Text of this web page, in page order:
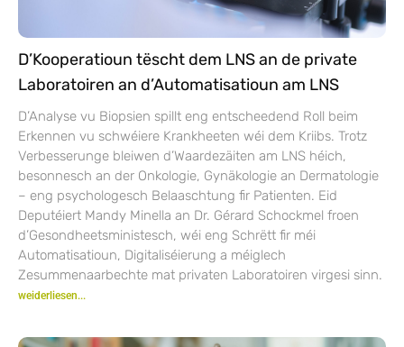
D’Kooperatioun tëscht dem LNS an de private
Laboratoiren an d’Automatisatioun am LNS
D’Analyse vu Biopsien spillt eng entscheedend Roll beim
Erkennen vu schwéiere Krankheeten wéi dem Kriibs. Trotz
Verbesserunge bleiwen d’Waardezäiten am LNS héich,
besonnesch an der Onkologie, Gynäkologie an Dermatologie
– eng psychologesch Belaaschtung fir Patienten. Eid
Deputéiert Mandy Minella an Dr. Gérard Schockmel froen
d’Gesondheetsministesch, wéi eng Schrëtt fir méi
Automatisatioun, Digitaliséierung a méiglech
Zesummenaarbechte mat privaten Laboratoiren virgesi sinn.
weiderliesen...